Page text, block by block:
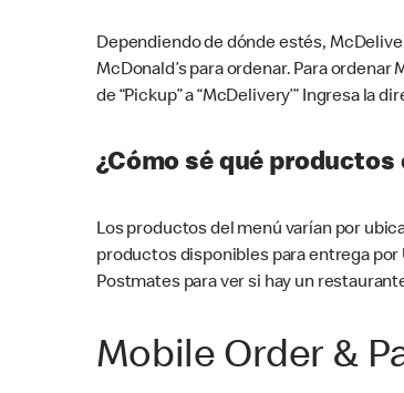
Dependiendo de dónde estés,
McDonald’s para ordenar. Para ordenar
de “Pickup” a “McDelivery’” Ingresa la
¿Cómo sé qué
Los productos del menú varían por
productos disponibles para entrega por
Postmates para ver si hay un
Mobile Order &